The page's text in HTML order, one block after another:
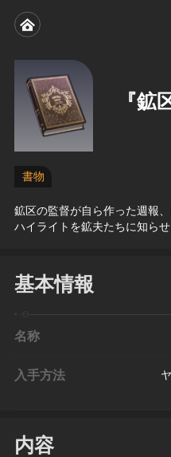
『鉱
書物
鉱区の監督が自ら作った週報
ハイライトを鉱夫たちに知らせ
基本情報
名称
入手方法
内容